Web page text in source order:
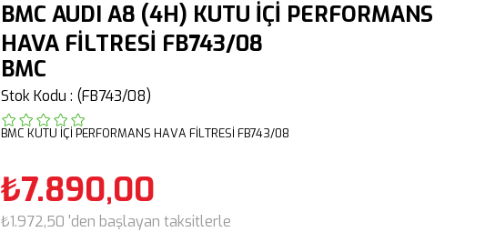
BMC AUDI A8 (4H) KUTU İÇİ PERFORMANS
HAVA FİLTRESİ FB743/08
BMC
Stok Kodu (FB743/08)
BMC KUTU İÇİ PERFORMANS HAVA FİLTRESİ FB743/08
₺7.890,00
₺1.972,50 'den başlayan taksitlerle